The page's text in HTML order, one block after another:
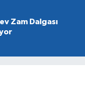
Zam Dalgası